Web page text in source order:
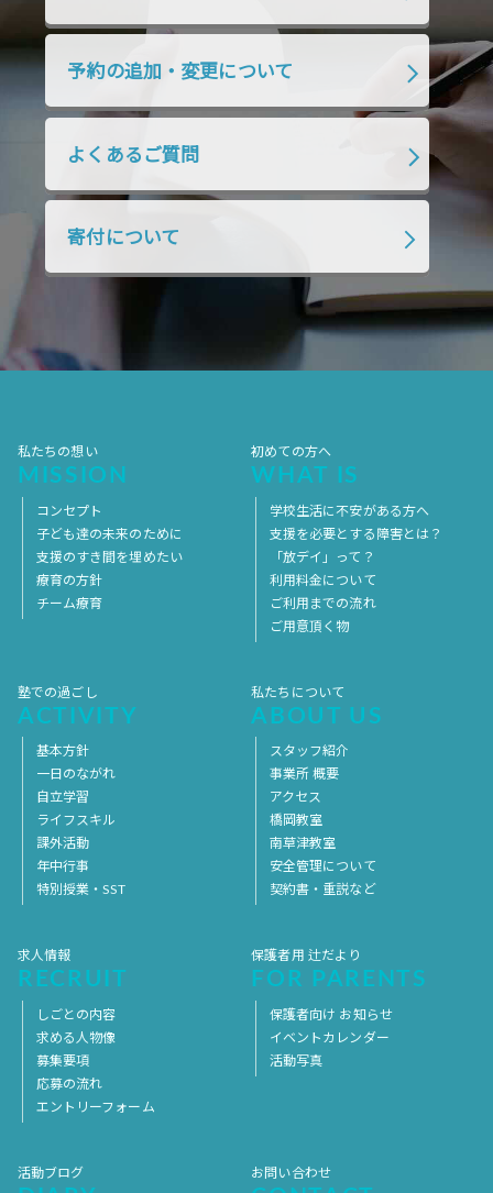
2019年4月
2018年7月 2018年6月
2018年4月 2018年3月 2018年2月
2018年1月 2017年12月
2017年10月 2017年9月 2017年8月
2017年5月
2017年4月
予約の追加・変更について
よくあるご質問
寄付について
私たちの想い
MISSION
コンセプト
子ども達の未来のために
支援のすき間を埋めたい
療育の方針
チーム療育
初めての方へ
WHAT IS
学校生活に不安がある方へ
支援を必要とする障害とは？
「放デイ」って？
利用料金について
ご利用までの流れ
ご用意頂く物
塾での過ごし
ACTIVITY
基本方針
一日のながれ
自立学習
ライフスキル
課外活動
年中行事
特別授業・SST
私たちについて
ABOUT US
スタッフ紹介
事業所 概要
アクセス
橋岡教室
南草津教室
安全管理について
契約書・重説など
求人情報
RECRUIT
しごとの内容
求める人物像
募集要項
応募の流れ
エントリーフォーム
保護者用 辻だより
FOR PARENTS
保護者向け お知らせ
イベントカレンダー
活動写真
活動ブログ お問い合わせ